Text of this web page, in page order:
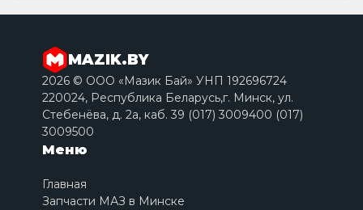
MAZIK.BY
2026 © ООО «Мазик Бай» УНП 192696724
220024, Республика Беларусь,г. Минск, ул.
Стебенёва, д. 2a, каб. 39 (017) 3009400 (017)
3009500
Меню
Главная
Запчасти МАЗ в Минске